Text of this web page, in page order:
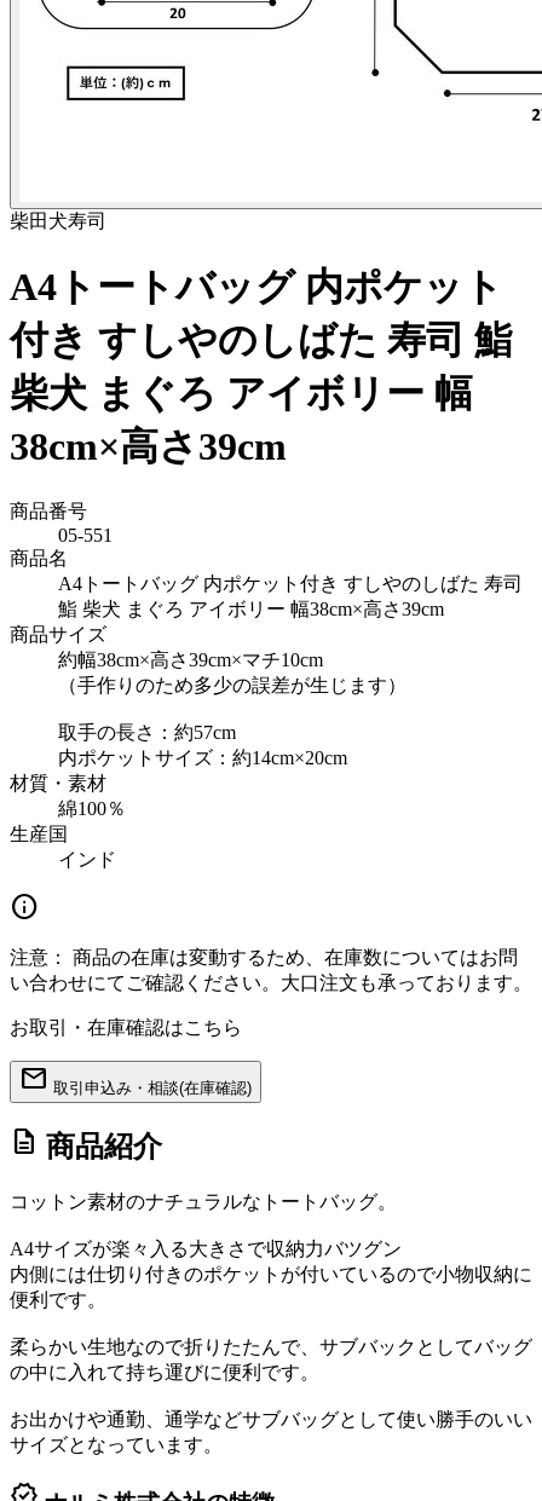
柴田 犬寿司
A4トートバッグ 内ポケット
付き すしやのしばた 寿司 鮨
柴犬 まぐろ アイボリー 幅
38cm×高さ39cm
商品番号
05-551
商品名
A4トートバッグ 内ポケット付き すしやのしばた 寿司
鮨 柴犬 まぐろ アイボリー 幅38cm×高さ39cm
商品サイズ
約幅38cm×高さ39cm×マチ10cm
（手作りのため多少の誤差が生じます）
取手の長さ：約57cm
内ポケットサイズ：約14cm×20cm
材質・素材
綿100％
生産国
インド
info
注意：
商品の在庫は変動するため、在庫数についてはお問
い合わせにてご確認ください。大口注文も承っております。
お取引・在庫確認はこちら
mail 取引申込み・相談(在庫確認)
description 商品紹介
コットン素材のナチュラルなトートバッグ。
A4サイズが楽々入る大きさで収納力バツグン
内側には仕切り付きのポケットが付いているので小物収納に
便利です。
柔らかい生地なので折りたたんで、サブバックとしてバッグ
の中に入れて持ち運びに便利です。
お出かけや通勤、通学などサブバッグとして使い勝手のいい
サイズとなっています。